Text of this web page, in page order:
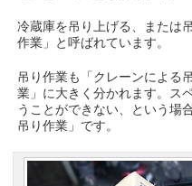
冷蔵庫を吊り上げる、または
作業」と呼ばれています。
吊り作業も「クレーンによる
業」に大きく分かれます。ス
うことができない、という場
吊り作業」です。